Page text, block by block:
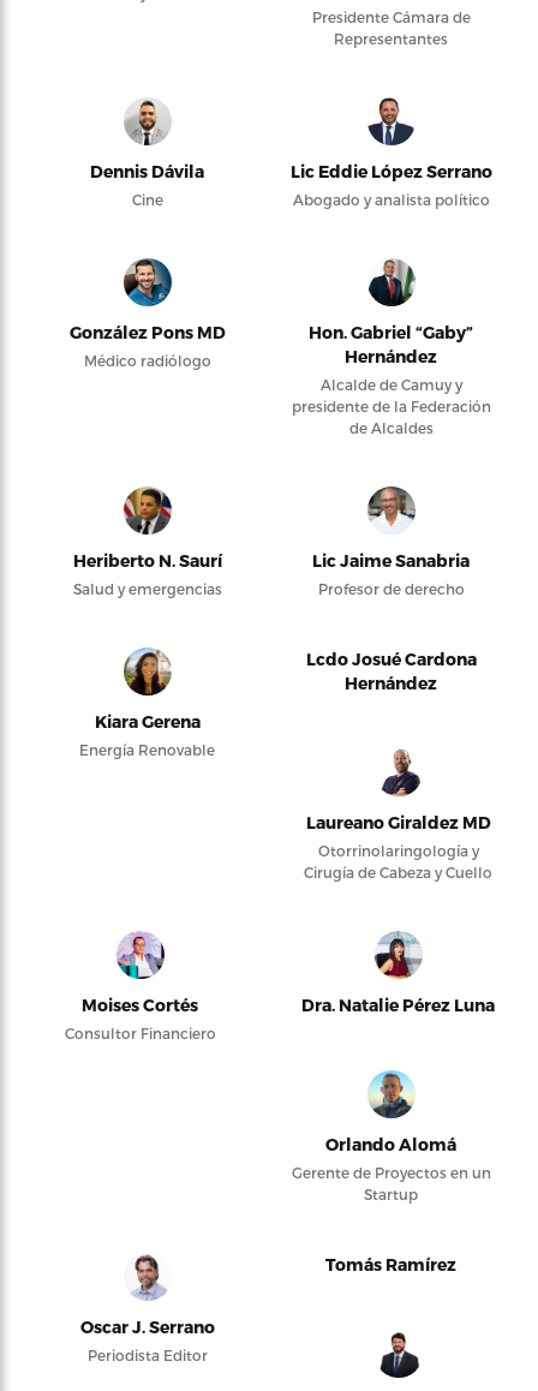
Presidente Cámara de
Representantes
Dennis Dávila
Cine
Lic Eddie López Serrano
Abogado y analista político
González Pons MD
Médico radiólogo
Hon. Gabriel “Gaby”
Hernández
Alcalde de Camuy y
presidente de la Federación
de Alcaldes
Heriberto N. Saurí
Salud y emergencias
Lic Jaime Sanabria
Profesor de derecho
Kiara Gerena
Energía Renovable
Lcdo Josué Cardona
Hernández
Laureano Giraldez MD
Otorrinolaringología y
Cirugía de Cabeza y Cuello
Moises Cortés
Consultor Financiero
Dra. Natalie Pérez Luna
Orlando Alomá
Gerente de Proyectos en un
Startup
Oscar J. Serrano
Periodista Editor
Tomás Ramírez